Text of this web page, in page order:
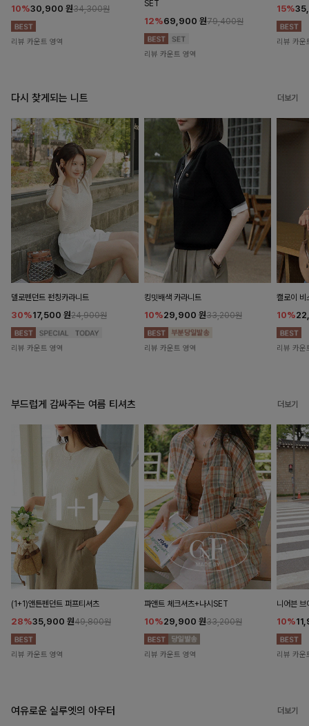
10%30,900 원34,300원
리뷰 카운트 영역
SET
12%69,900 원79,400원
리뷰 카운트 영역
15%
리뷰 카운
다시 찾게되는 니트 더보기
델로펜던트 펀칭카라니트
30%17,500 원24,900원
리뷰 카운트 영역
킹밋배색 카라니트
10%29,900 원33,200원
리뷰 카운트 영역
캘로이 비
10%
리뷰 카운
부드럽게 감싸주는 여름 티셔츠 더보기
(1+1)앤튼펜던트 퍼프티셔츠
28%35,900 원49,800원
리뷰 카운트 영역
파앤트 체크셔츠+나시SET
10%29,900 원33,200원
리뷰 카운트 영역
니어븐 브
10%
리뷰 카운
여유로운 실루엣의 아우터 더보기